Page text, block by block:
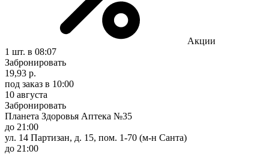
Акции
1 шт. в 08:07
Забронировать
19,93 р.
под заказ в 10:00
10 августа
Забронировать
Планета Здоровья Аптека №35
до 21:00
ул. 14 Партизан, д. 15, пом. 1-70 (м-н Санта)
до 21:00